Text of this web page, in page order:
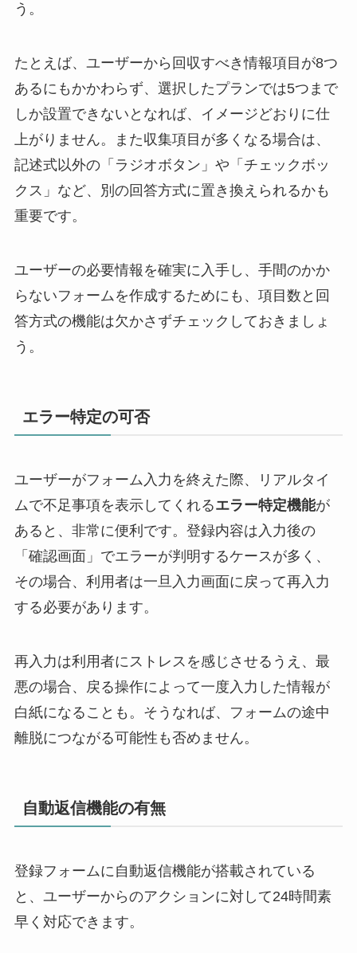
う。
たとえば、ユーザーから回収すべき情報項目が8つ
あるにもかかわらず、選択したプランでは5つまで
しか設置できないとなれば、イメージどおりに仕
上がりません。また収集項目が多くなる場合は、
記述式以外の「ラジオボタン」や「チェックボッ
クス」など、別の回答方式に置き換えられるかも
重要です。
ユーザーの必要情報を確実に入手し、手間のかか
らないフォームを作成するためにも、項目数と回
答方式の機能は欠かさずチェックしておきましょ
う。
エラー特定の可否
ユーザーがフォーム入力を終えた際、リアルタイ
ムで不足事項を表示してくれるエラー特定機能が
あると、非常に便利です。登録内容は入力後の
「確認画面」でエラーが判明するケースが多く、
その場合、利用者は一旦入力画面に戻って再入力
する必要があります。
再入力は利用者にストレスを感じさせるうえ、最
悪の場合、戻る操作によって一度入力した情報が
白紙になることも。そうなれば、フォームの途中
離脱につながる可能性も否めません。
自動返信機能の有無
登録フォームに自動返信機能が搭載されている
と、ユーザーからのアクションに対して24時間素
早く対応できます。